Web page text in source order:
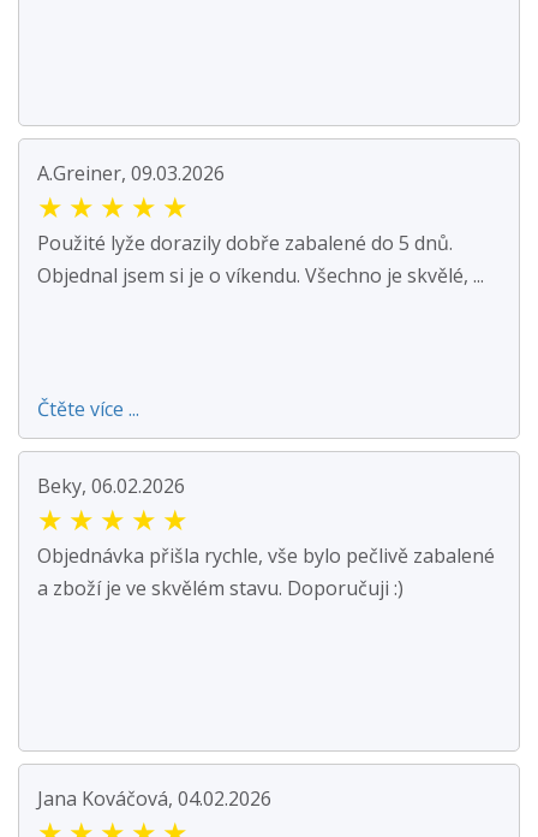
A.Greiner, 09.03.2026
★ ★ ★ ★ ★
Použité lyže dorazily dobře zabalené do 5 dnů.
Objednal jsem si je o víkendu. Všechno je skvělé, ...
Čtěte více ...
Beky, 06.02.2026
★ ★ ★ ★ ★
Objednávka přišla rychle, vše bylo pečlivě zabalené
a zboží je ve skvělém stavu. Doporučuji :)
Jana Kováčová, 04.02.2026